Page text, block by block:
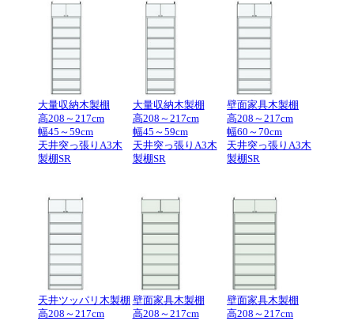
大量収納木製棚
高208～217cm
幅45～59cm
天井突っ張りA3木
製棚SR
大量収納木製棚
高208～217cm
幅45～59cm
天井突っ張りA3木
製棚SR
壁面家具木製棚
高208～217cm
幅60～70cm
天井突っ張りA3木
製棚SR
天井ツッパリ木製棚
高208～217cm
壁面家具木製棚
高208～217cm
壁面家具木製棚
高208～217cm